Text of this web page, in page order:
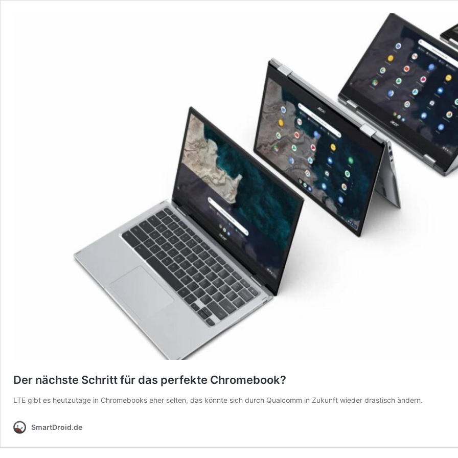
Der nächste Schritt für das perfekte Chromebook?
LTE gibt es heutzutage in Chromebooks eher selten, das könnte sich durch Qualcomm in Zukunft wieder drastisch ändern.
SmartDroid.de